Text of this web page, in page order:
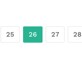
25 26 27 28